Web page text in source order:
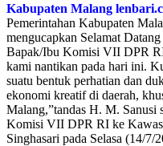
Kabupaten Malang
Pemerintahan Kabupaten
mengucapkan Selamat
Bapak/Ibu Komisi VII DPR
kami nantikan pada hari ini.
suatu bentuk perhatian dan
ekonomi kreatif di daerah,
Malang,”tandas H. M. Sanusi
Komisi VII DPR RI ke
Singhasari pada Selasa (14/7/